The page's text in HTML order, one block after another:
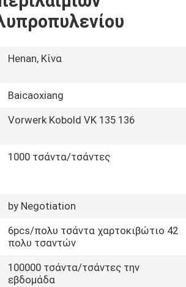
Henan, Κίνα
Baicaoxiang
Vorwerk Kobold VK 135 136
1000 τσάντα/τσάντες
by Negotiation
6pcs/πολυ τσάντα χαρτοκιβώτιο 42
πολυ τσαντών
100000 τσάντα/τσάντες την
εβδομάδα